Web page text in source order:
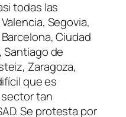
todas las
Segovia,
Ciudad
Santiago de
Zaragoza,
que es
sector tan
Se protesta por